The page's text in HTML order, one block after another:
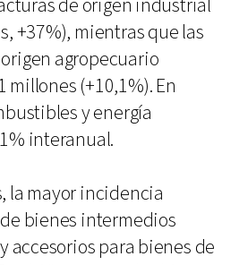
de origen industrial
+37%), mientras que las
agropecuario
millones (+10,1%). En
y energía
interanual.
la mayor incidencia
bienes intermedios
accesorios para bienes de